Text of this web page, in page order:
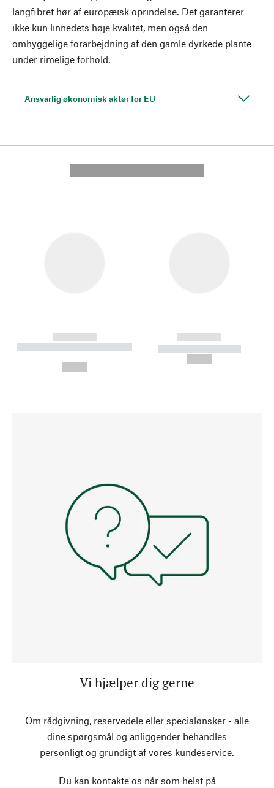
langfibret hør af europæisk oprindelse. Det garanterer
ikke kun linnedets høje kvalitet, men også den
omhyggelige forarbejdning af den gamle dyrkede plante
under rimelige forhold.
Ansvarlig økonomisk aktør for EU
------------
----------- ----------- --------
------------
----------- -----------
Vi hjælper dig gerne
Om rådgivning, reservedele eller specialønsker - alle
dine spørgsmål og anliggender behandles
personligt og grundigt af vores kundeservice.
Du kan kontakte os når som helst på